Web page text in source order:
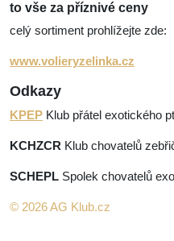
to vše za příznivé ceny
celý sortiment prohlížejte zde:
www.volieryzelinka.cz
Odkazy
KPEP Klub přátel exotického
KCHZCR Klub chovatelů
SCHEPL Spolek chovatelů
© 2026 AG Klub.cz